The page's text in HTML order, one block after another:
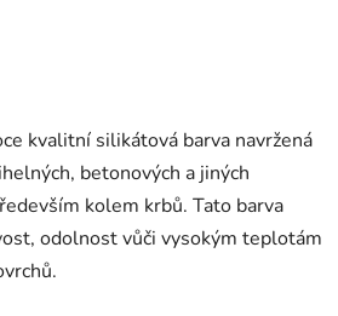
kvalitní silikátová barva navržená
betonových a jiných
kolem krbů. Tato barva
odolnost vůči vysokým teplotám